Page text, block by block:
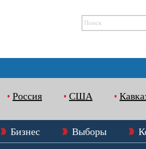
Россия США
Бизнес Выборы